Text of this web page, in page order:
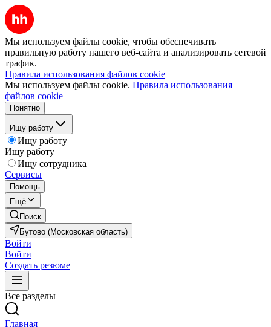
Мы используем файлы cookie, чтобы обеспечивать
правильную работу нашего веб-сайта и анализировать сетевой
трафик.
Правила использования файлов cookie
Мы используем файлы cookie. Правила использования
файлов cookie
Понятно
Ищу работу
Ищу работу
Ищу работу
Ищу сотрудника
Сервисы
Помощь
Ещё
Поиск
Бутово (Московская область)
Войти
Войти
Создать резюме
Все разделы
Главная